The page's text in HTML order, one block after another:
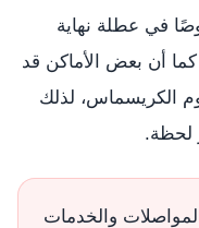
في عطلة نهاية
و25 و31 ديسمبر. كما أن بعض الأماكن قد
الكريسماس، لذلك
لحظة.
المواصلات والخدمات